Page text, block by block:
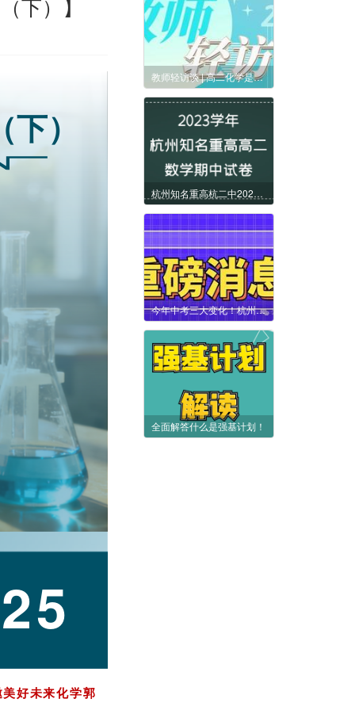
下）】
）
好未来化学郭
教师轻访谈 | 高二化学是分水岭？在深耕中寻找提分捷径【第一期（下）】
杭州知名重高杭二中2023学年高二数学期中试卷
今年中考三大变化！杭州市区各类高中招生新政发布！
全面解答什么是强基计划！